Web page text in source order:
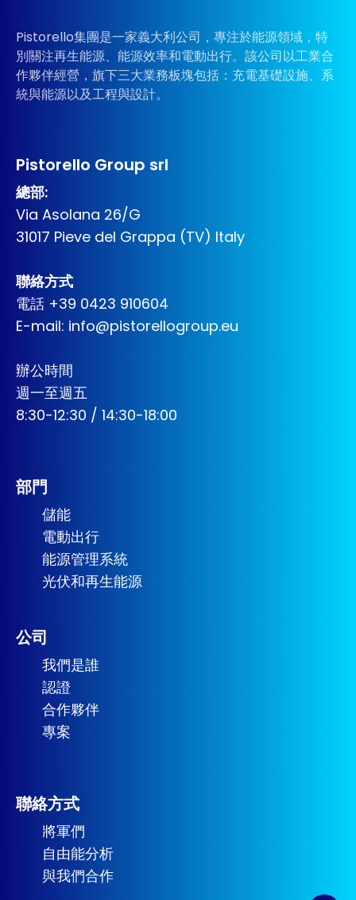
Pistorello集團是一家義大利公司，專注於能源領域，特
別關注再生能源、能源效率和電動出行。該公司以工業合
作夥伴經營，旗下三大業務板塊包括：充電基礎設施、系
統與能源以及工程與設計。
Pistorello Group srl
總部:
Via Asolana 26/G
31017 Pieve del Grappa (TV) Italy
聯絡方式
電話 +39 0423 910604
E-mail: info@pistorellogroup.eu
辦公時間
週一至週五
8:30-12:30 / 14:30-18:00
部門
儲能
電動出行
能源管理系統
光伏和再生能源
公司
我們是誰
認證
合作夥伴
專案
聯絡方式
將軍們
自由能分析
與我們合作